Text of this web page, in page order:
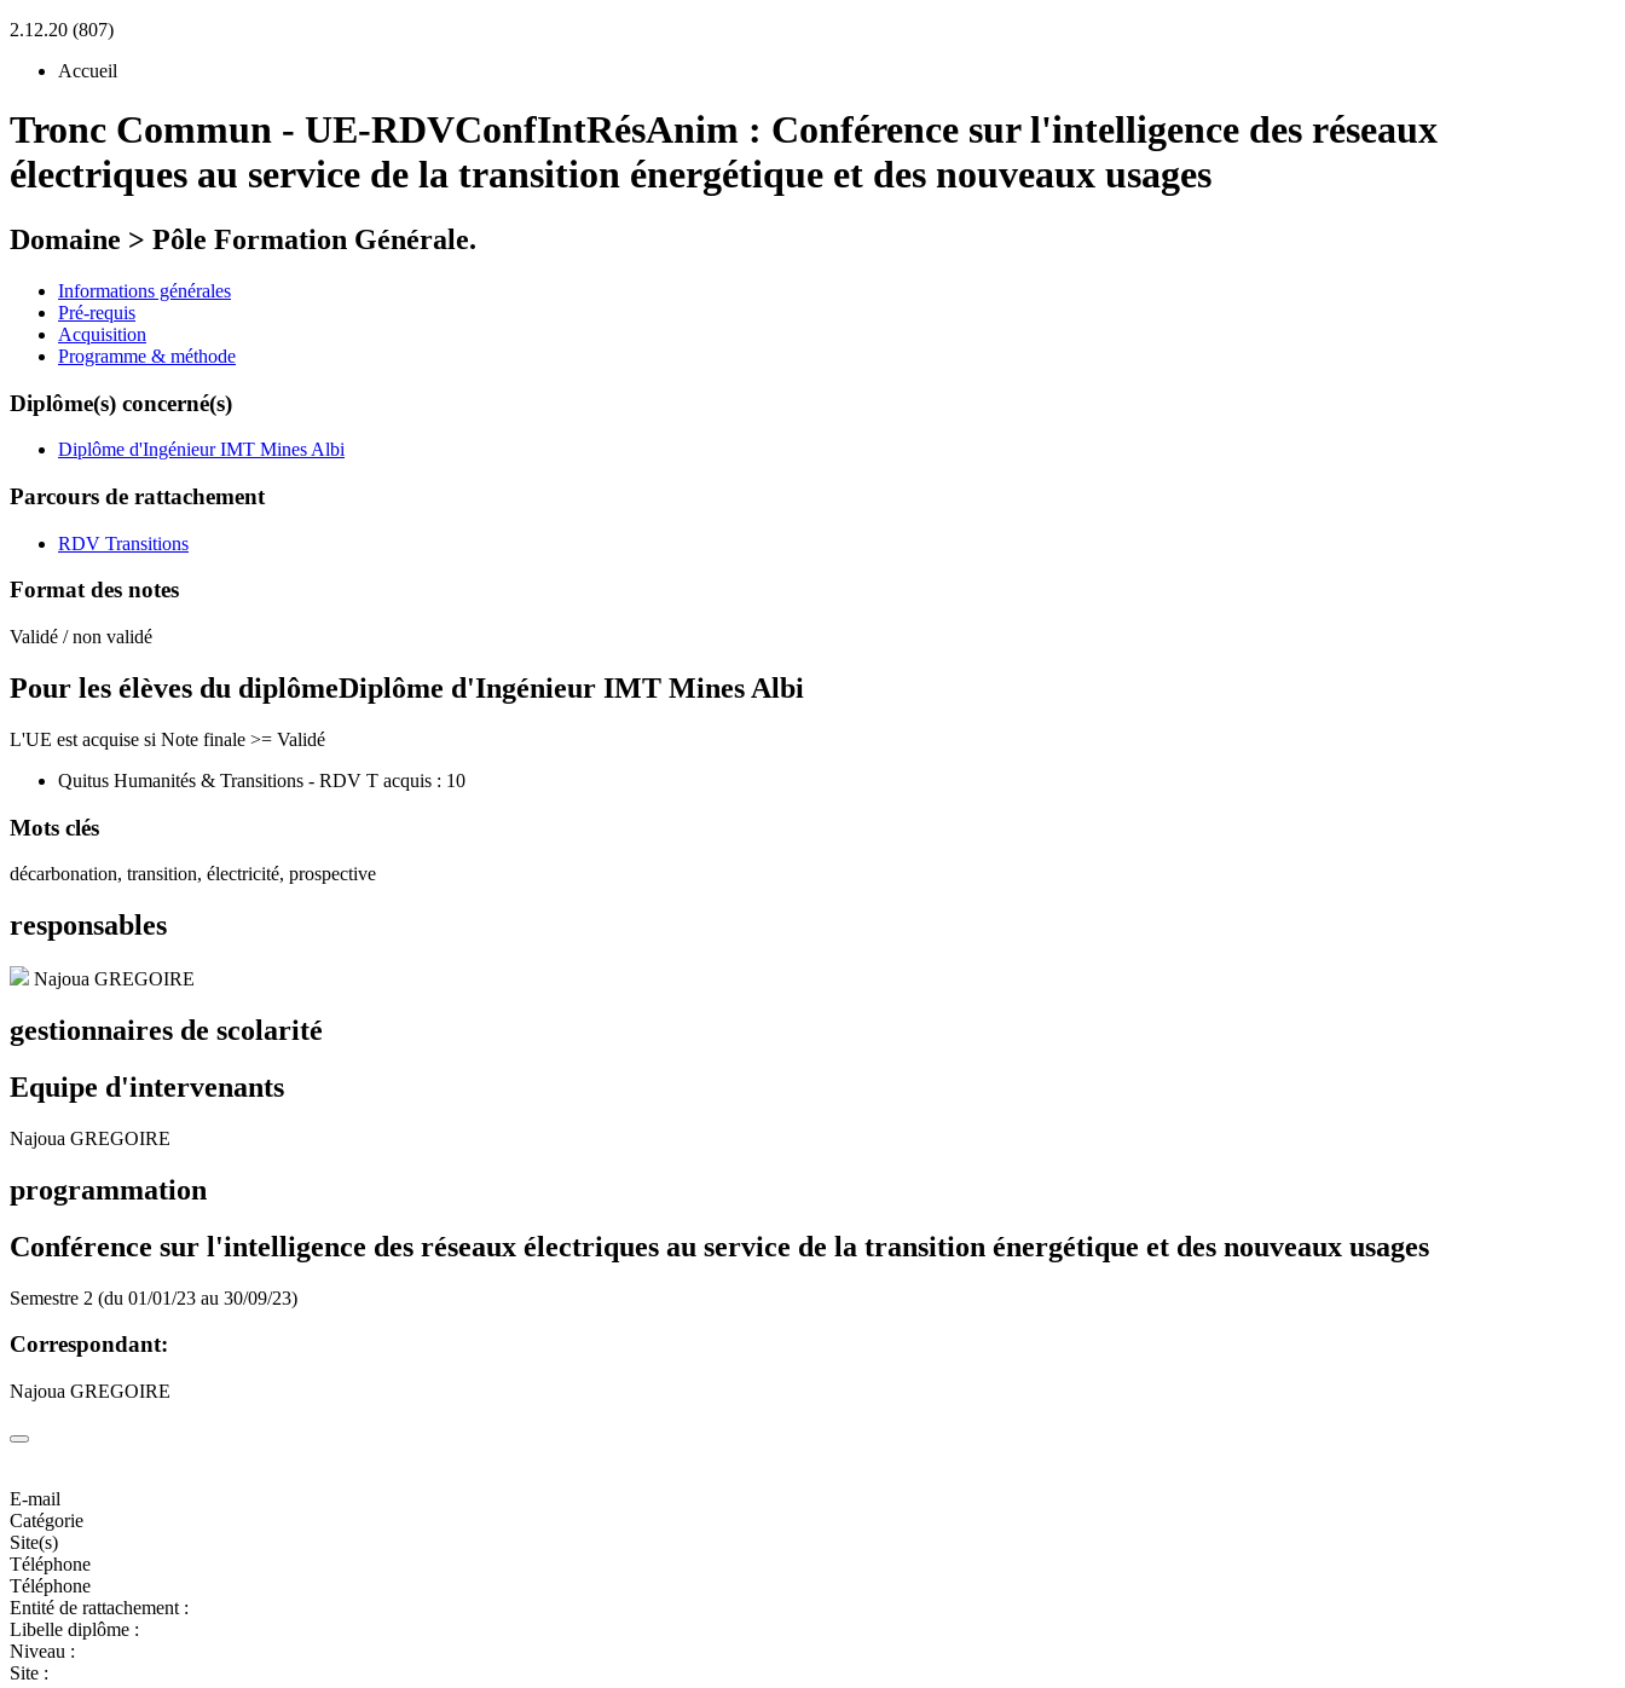
2.12.20 (807)
Accueil
Tronc Commun - UE-RDVConfIntRésAnim : Conférence sur l'intelligence des réseaux
électriques au service de la transition énergétique et des nouveaux usages
Domaine > Pôle Formation Générale.
Informations générales
Pré-requis
Acquisition
Programme & méthode
Diplôme(s) concerné(s)
Diplôme d'Ingénieur IMT Mines Albi
Parcours de rattachement
RDV Transitions
Format des notes
Validé / non validé
Pour les élèves du diplômeDiplôme d'Ingénieur IMT Mines Albi
L'UE est acquise si Note finale >= Validé
Quitus Humanités & Transitions - RDV T acquis : 10
Mots clés
décarbonation, transition, électricité, prospective
responsables
Najoua GREGOIRE
gestionnaires de scolarité
Equipe d'intervenants
Najoua GREGOIRE
programmation
Conférence sur l'intelligence des réseaux électriques au service de la transition énergétique et des nouveaux usages
Semestre 2 (du 01/01/23 au 30/09/23)
Correspondant:
Najoua GREGOIRE
E-mail
Catégorie
Site(s)
Téléphone
Téléphone
Entité de rattachement :
Libelle diplôme :
Niveau :
Site :